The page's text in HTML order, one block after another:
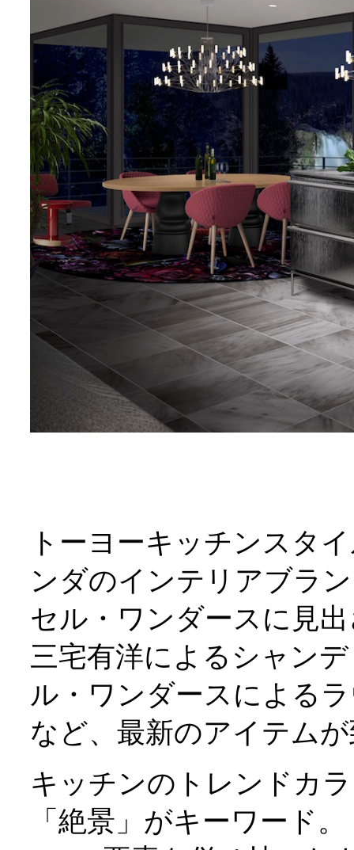
トーヨーキッチンスタ
ンダのインテリアブラ
セル・ワンダースに見
三宅有洋によるシャン
ル・ワンダースによる
など、最新のアイテム
キッチンのトレンドカ
「絶景」がキーワード。